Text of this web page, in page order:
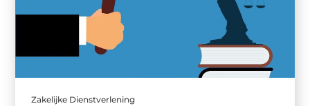
Zakelijke Dienstverlening